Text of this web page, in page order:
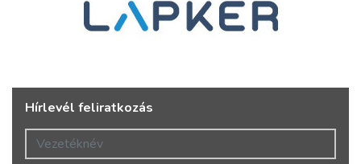
Hírlevél feliratkozás
Vezetéknév